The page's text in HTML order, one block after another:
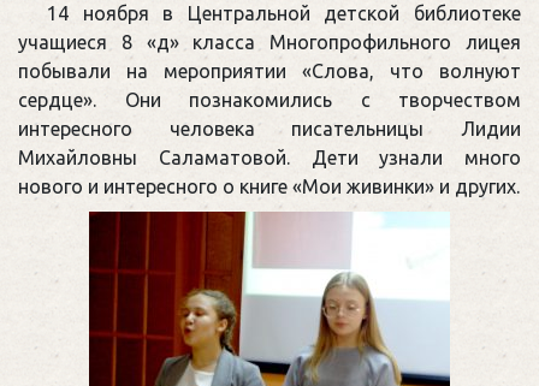
14 ноября в Центральной детской библиотеке
учащиеся 8 «д» класса Многопрофильного лицея
побывали на мероприятии «Слова, что волнуют
сердце». Они познакомились с творчеством
интересного человека писательницы Лидии
Михайловны Саламатовой. Дети узнали много
нового и интересного о книге «Мои живинки» и других.